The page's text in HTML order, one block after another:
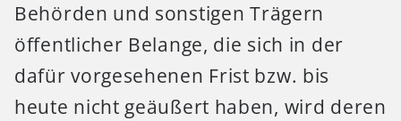
Behörden und sonstigen Trägern
öffentlicher Belange, die sich in der
dafür vorgesehenen Frist bzw. bis
heute nicht geäußert haben, wird deren